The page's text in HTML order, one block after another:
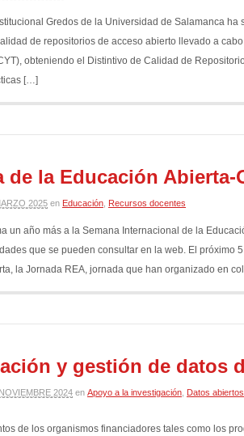
Gredos de la Universidad de Salamanca ha
de repositorios de acceso abierto llevado a
obteniendo el Distintivo de Calidad de
[…]
de la Educación Abierta-
2025 en Educación Recursos docentes
un año más a la Semana Internacional de la
que se pueden consultar en la web. El próximo
la Jornada REA, jornada que han organizado en
y gestión de datos
2024 en Apoyo a la investigación Datos abiertos
de los organismos financiadores tales como los